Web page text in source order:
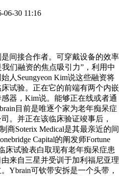
06-30 11:16
接合作者。可穿戴设备的效率
们融资的焦点吸引力”，利用中
人Seungyeon Kim说这些融资将
试验。正在它的前端有两个内嵌
器，Kim说。能够正在线或者通
目前是唯逐个家为老年痴呆症
。并正在该临床验证竣事后，
商Soterix Medical是其最亲近的间
Capital的阐发师Fortune
床试验表白取现有老年痴呆症患
来自三星并受训于加利福尼亚理
Ybrain可钦带安拆是一个头带，